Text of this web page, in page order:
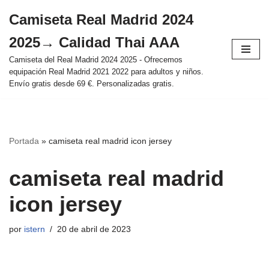
al
contenido
Camiseta Real Madrid 2024
2025→ Calidad Thai AAA
Camiseta del Real Madrid 2024 2025 - Ofrecemos
equipación Real Madrid 2021 2022 para adultos y niños.
Envío gratis desde 69 €. Personalizadas gratis.
Portada » camiseta real madrid icon jersey
camiseta real madrid
icon jersey
por istern 20 de abril de 2023